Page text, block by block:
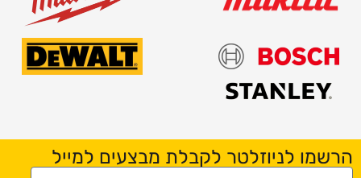
הרשמו לניוזלטר לקבלת מבצעים למייל